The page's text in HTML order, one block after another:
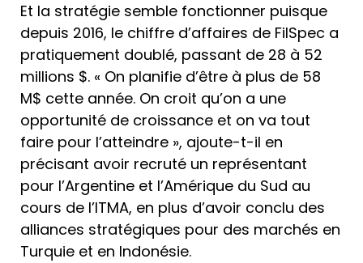
Et la stratégie semble fonctionner puisque
depuis 2016, le chiffre d’affaires de FilSpec a
pratiquement doublé, passant de 28 à 52
millions $. « On planifie d’être à plus de 58
M$ cette année. On croit qu’on a une
opportunité de croissance et on va tout
faire pour l’atteindre », ajoute-t-il en
précisant avoir recruté un représentant
pour l’Argentine et l’Amérique du Sud au
cours de l’ITMA, en plus d’avoir conclu des
alliances stratégiques pour des marchés en
Turquie et en Indonésie.